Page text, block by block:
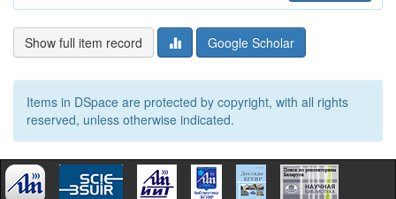
Show full item record Google Scholar
Items in DSpace are protected by copyright, with all rights
reserved, unless otherwise indicated.